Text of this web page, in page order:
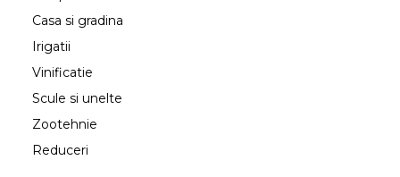
Casa si gradina
Irigatii
Vinificatie
Scule si unelte
Zootehnie
Reduceri